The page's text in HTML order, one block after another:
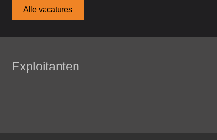
Alle vacatures
Exploitanten